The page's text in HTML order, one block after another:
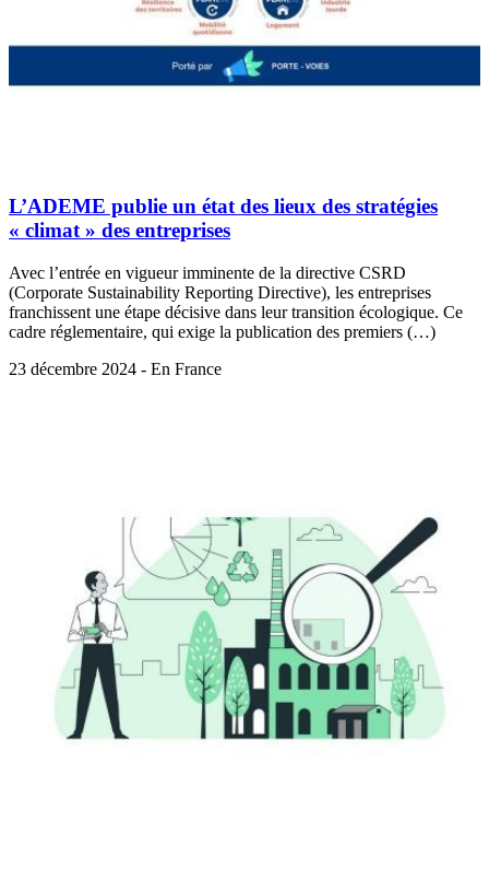
L’ADEME publie un état des lieux des stratégies
« climat » des entreprises
Avec l’entrée en vigueur imminente de la directive CSRD
(Corporate Sustainability Reporting Directive), les entreprises
franchissent une étape décisive dans leur transition écologique. Ce
cadre réglementaire, qui exige la publication des premiers (…)
23 décembre 2024 - En France